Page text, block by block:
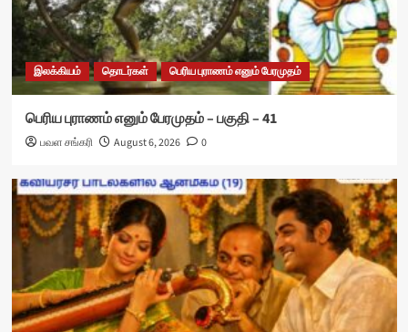
இலக்கியம் தொடர்கள் பெரிய புராணம் எனும் பேரமுதம்
பெரிய புராணம் எனும் பேரமுதம் – பகுதி – 41
பவள சங்கரி August 6, 2026 0